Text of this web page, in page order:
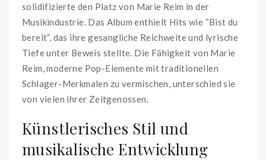
solidifizierte den Platz von Marie Reim in der
Musikindustrie. Das Album enthielt Hits wie “Bist du
bereit”, das ihre gesangliche Reichweite und lyrische
Tiefe unter Beweis stellte. Die Fähigkeit von Marie
Reim, moderne Pop-Elemente mit traditionellen
Schlager-Merkmalen zu vermischen, unterschied sie
von vielen ihrer Zeitgenossen.
Künstlerisches Stil und
musikalische Entwicklung